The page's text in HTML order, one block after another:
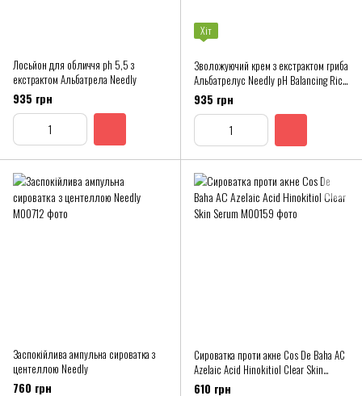
Лосьйон для обличчя ph 5,5 з
екстрактом Альбатрела Needly
935 грн
Хіт
Зволожуючий крем з екстрактом гриба
Альбатрелус Needly pH Balancing Rich
Cream
935 грн
Заспокійлива ампульна сироватка з
центеллою Needly
760 грн
Сироватка проти акне Cos De Baha AC
Azelaic Acid Hinokitiol Clear Skin
Serum
610 грн